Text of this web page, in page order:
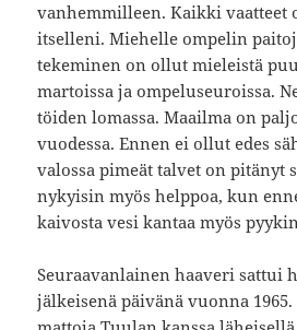
vanhemmilleen. Kaikki vaatteet
itselleni. Miehelle ompelin
tekeminen on ollut mieleistä
martoissa ja ompeluseuroissa.
töiden lomassa. Maailma on
vuodessa. Ennen ei ollut edes
valossa pimeät talvet on pitänyt
nykyisin myös helppoa, kun
kaivosta vesi kantaa myös
Seuraavanlainen haaveri sattui
jälkeisenä päivänä vuonna 1965.